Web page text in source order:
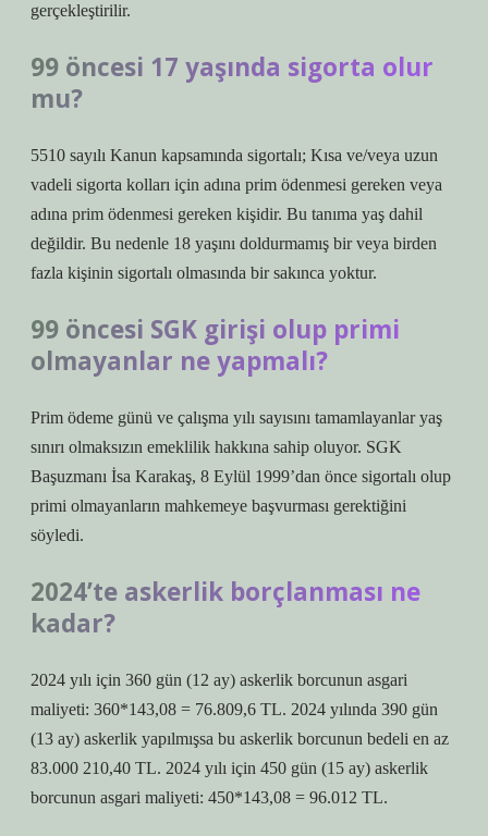
gerçekleştirilir.
99 öncesi 17 yaşında sigorta olur
mu?
5510 sayılı Kanun kapsamında sigortalı; Kısa ve/veya uzun
vadeli sigorta kolları için adına prim ödenmesi gereken veya
adına prim ödenmesi gereken kişidir. Bu tanıma yaş dahil
değildir. Bu nedenle 18 yaşını doldurmamış bir veya birden
fazla kişinin sigortalı olmasında bir sakınca yoktur.
99 öncesi SGK girişi olup primi
olmayanlar ne yapmalı?
Prim ödeme günü ve çalışma yılı sayısını tamamlayanlar yaş
sınırı olmaksızın emeklilik hakkına sahip oluyor. SGK
Başuzmanı İsa Karakaş, 8 Eylül 1999’dan önce sigortalı olup
primi olmayanların mahkemeye başvurması gerektiğini
söyledi.
2024’te askerlik borçlanması ne
kadar?
2024 yılı için 360 gün (12 ay) askerlik borcunun asgari
maliyeti: 360*143,08 = 76.809,6 TL. 2024 yılında 390 gün
(13 ay) askerlik yapılmışsa bu askerlik borcunun bedeli en az
83.000 210,40 TL. 2024 yılı için 450 gün (15 ay) askerlik
borcunun asgari maliyeti: 450*143,08 = 96.012 TL.